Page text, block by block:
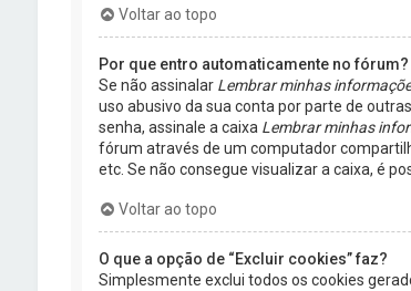
Voltar ao topo
Por que entro automaticamente no fórum?
Se não assinalar Lembrar minhas
uso abusivo da sua conta por parte de
senha, assinale a caixa Lembrar minhas
fórum através de um computador
etc. Se não consegue visualizar a caixa, é
Voltar ao topo
O que a opção de “Excluir cookies” faz?
Simplesmente exclui todos os cookies